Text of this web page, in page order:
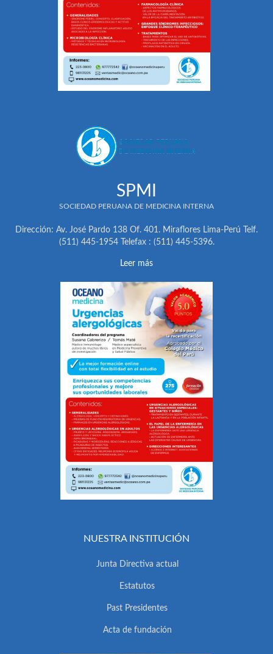
SPMI
SOCIEDAD PERUANA DE MEDICINA INTERNA
Dirección: Av. José Pardo 138 Of. 401. Miraflores Lima-Perú Telf.
(511) 445-1954 Telefax : (511) 445-5396.
Leer más
NUESTRA INSTITUCIÓN
Junta Directiva actual
Estatutos
Past Presidentes
Acta de fundación